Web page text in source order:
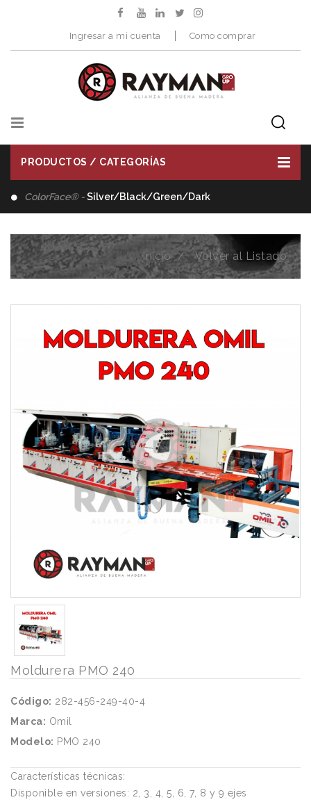
Ingresar a mi cuenta Como comprar
PRODUCTOS / CATEGORÍAS
Distribuimos -Herramientas de Corte
Inicio Volver al Listado
Moldurera PMO 240
Código: 282-456-249-40-4
Marca: Omil
Modelo: PMO 240
Características técnicas:
Disponible en versiones: 2, 3, 4, 5, 6, 7, 8 y 9 ejes